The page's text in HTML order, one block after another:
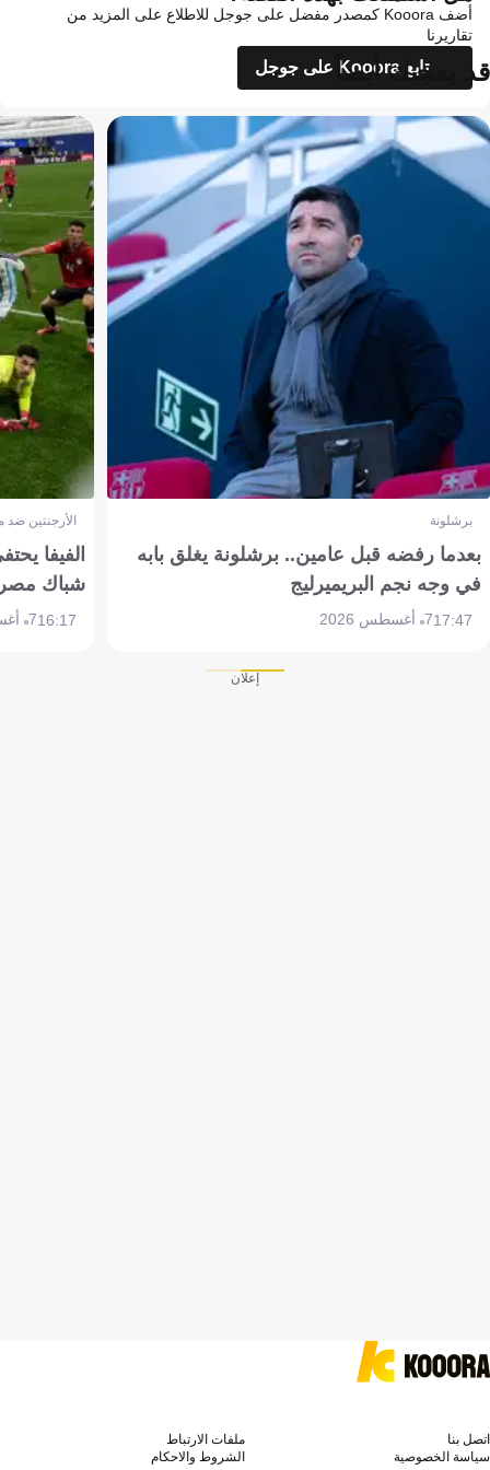
أضف Kooora كمصدر مفضل على جوجل للاطلاع على المزيد من
تقاريرنا
تابع Kooora على جوجل
قد يعجبك أيضاً
برشلونة
بعدما رفضه قبل عامين.. برشلونة يغلق بابه
في وجه نجم البريميرليج
17:477 أغسطس 2026
الأرجنتين
الفيفا
شباك
16:177 أغسطس 2026
إعلان
اتصل بنا
ملفات الارتباط
سياسة الخصوصية
الشروط والاحكام